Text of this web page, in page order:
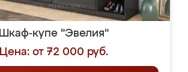
Шкаф-купе "Эвелия"
Цена: от 72 000 руб.